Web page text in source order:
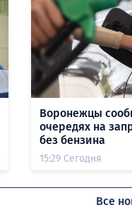
Воронежцы
очередях на
без бензина
15:29 Сегодня
Все